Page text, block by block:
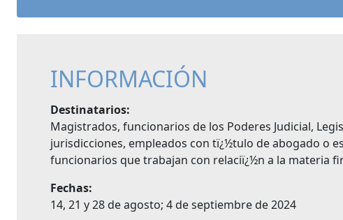
INFORMACIÓN
Destinatarios:
Magistrados, funcionarios de los Poderes Judicial,
jurisdicciones, empleados con tï¿½tulo de abogado o
funcionarios que trabajan con relaciï¿½n a la materia
Fechas:
14, 21 y 28 de agosto; 4 de septiembre de 2024